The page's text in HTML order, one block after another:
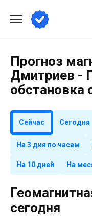
содержанию
Прогноз
Дмитриев -
обстановка
Сейчас Сегодня
На 3 дня по часам
На 10 дней На
сегодня